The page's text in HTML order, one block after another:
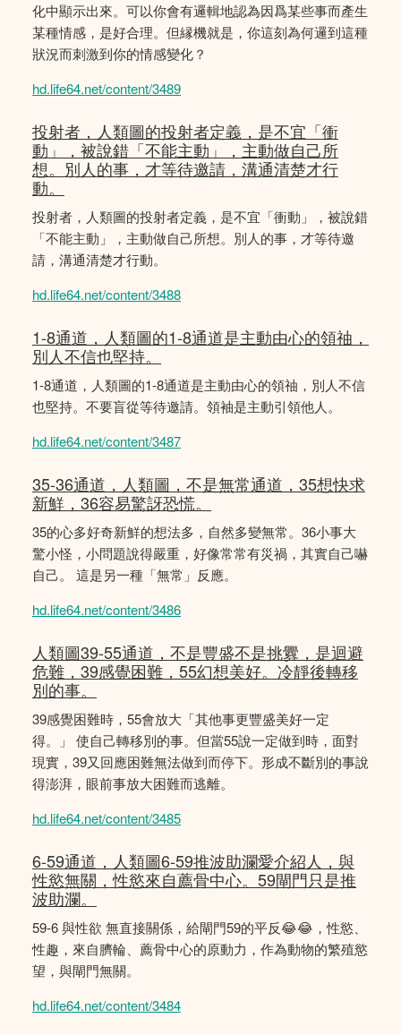
化中顯示出來。可以你會有邏輯地認為因爲某些事而產生
某種情感，是好合理。但縁機就是，你這刻為何邏到這種
狀況而刺激到你的情感變化？
hd.life64.net/content/3489
投射者，人類圖的投射者定義，是不宜「衝
動」，被說錯「不能主動」，主動做自己所
想。別人的事，才等待邀請，溝通清楚才行
動。
投射者，人類圖的投射者定義，是不宜「衝動」，被說錯
「不能主動」，主動做自己所想。別人的事，才等待邀
請，溝通清楚才行動。
hd.life64.net/content/3488
1-8通道，人類圖的1-8通道是主動由心的領䄂，
別人不信也堅持。
1-8通道，人類圖的1-8通道是主動由心的領䄂，別人不信
也堅持。不要盲從等待邀請。領袖是主動引領他人。
hd.life64.net/content/3487
35-36通道，人類圖，不是無常通道，35想快求
新鮮，36容易驚訝恐慌。
35的心多好奇新鮮的想法多，自然多變無常。36小事大
驚小怪，小問題說得嚴重，好像常常有災禍，其實自己嚇
自己。 這是另一種「無常」反應。
hd.life64.net/content/3486
人類圖39-55通道，不是豐盛不是挑釁，是迴避
危難，39感覺困難，55幻想美好。冷靜後轉移
別的事。
39感覺困難時，55會放大「其他事更豐盛美好一定
得。」 使自己轉移別的事。但當55說一定做到時，面對
現實，39又回應困難無法做到而停下。形成不斷別的事說
得澎湃，眼前事放大困難而逃離。
hd.life64.net/content/3485
6-59通道，人類圖6-59推波助瀾愛介紹人，與
性慾無關，性慾來自薦骨中心。59閘門只是推
波助瀾。
59-6 與性欲 無直接關係，給閘門59的平反😂😂，性慾、
性趣，來自臍輪、薦骨中心的原動力，作為動物的繁殖慾
望，與閘門無關。
hd.life64.net/content/3484